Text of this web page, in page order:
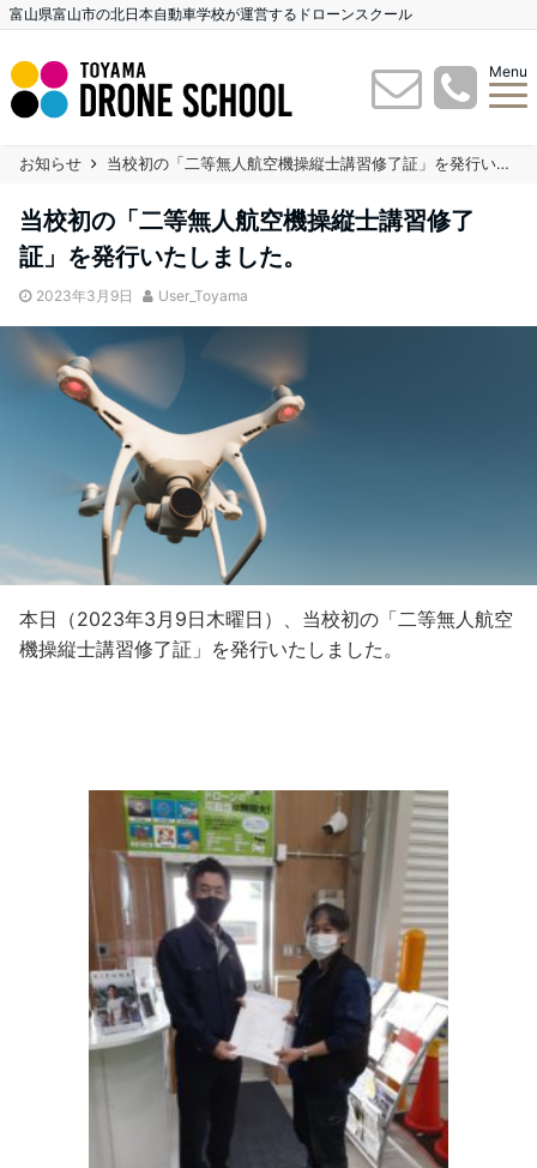
富山県富山市の北日本自動車学校が運営するドローンスクール
Menu
お知らせ 当校初の「二等無人航空機操縦士講習修了証」を発行いたしました。
当校初の「二等無人航空機操縦士講習修了
証」を発行いたしました。
2023年3月9日 User_Toyama
本日（2023年3月9日木曜日）、当校初の「二等無人航空
機操縦士講習修了証」を発行いたしました。